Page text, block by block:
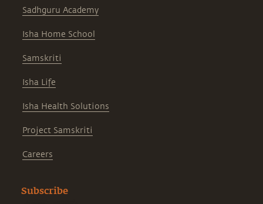
Sadhguru Academy
Isha Home School
Samskriti
Isha Life
Isha Health Solutions
Project Samskriti
Careers
Subscribe